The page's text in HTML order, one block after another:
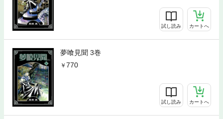
試し読み カートへ
夢喰見聞 3巻
770
試し読み カートへ